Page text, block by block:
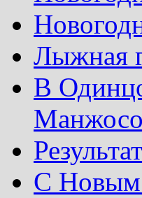
Лыжная
В
С Новым